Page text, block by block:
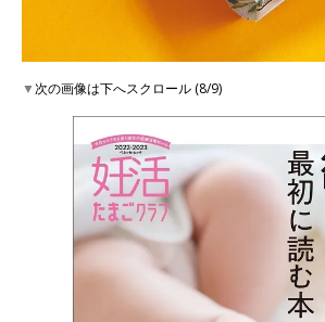
▼次の画像は下へスクロール (8/9)